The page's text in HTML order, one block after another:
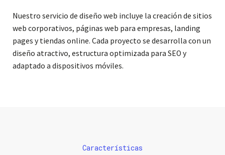
Nuestro servicio de diseño web incluye la creación de sitios
web corporativos, páginas web para empresas, landing
pages y tiendas online. Cada proyecto se desarrolla con un
diseño atractivo, estructura optimizada para SEO y
adaptado a dispositivos móviles.
Características